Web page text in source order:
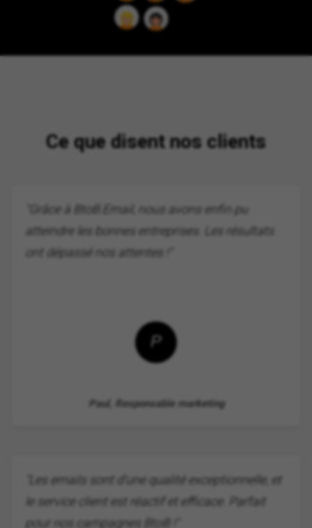
Ce que disent nos clients
"Grâce à BtoB.Email, nous avons enfin pu
atteindre les bonnes entreprises. Les résultats
ont dépassé nos attentes !"
P
Paul, Responsable marketing
"Les emails sont d'une qualité exceptionnelle, et
le service client est réactif et efficace. Parfait
pour nos campagnes BtoB !"